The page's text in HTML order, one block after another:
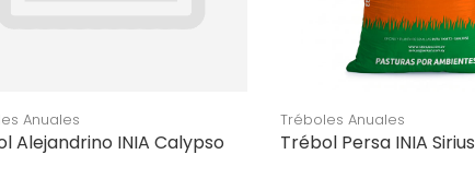
Anuales
Alejandrino INIA Calypso
Tréboles Anuales
Trébol Persa INIA Sirius